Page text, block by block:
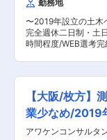
す。 ■当社について： 当社は1996年に金物工法
プレカット工場設計
後木造軸組金物「
業化に成功しました
建築を増やすための
います。日本の気候
て、より手軽で安
を構築していきます。 変更の範囲：会社の定
業務
や難易度によって様
あれば、9割程度の
頂くケースもございます。 ■働き方
時間は案件の状況に
時間程度になります。 ■組織構成： ・現在
名（20代2名、30代
アシスタント業務
す。ご経験を積んで
者としてご活躍いた
す。 構造設計を担当
客に図面提出・打ち
勤務地
〜2019年設立の土木
完全週休二日制・土
時間程度/WEB選考
及び施工等を手掛け
せいたします。 ▼具体的には下記業務をお任せし
ます ・ゼネコンで
案件としては、道路
以外は全てを手掛け
適性に合わせて案件の
【大阪/枚方
業少なめ/2019
アワケンコンサルタ